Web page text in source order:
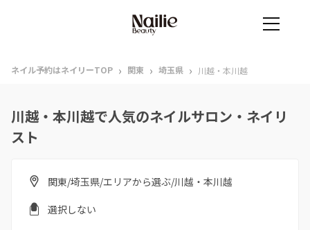
ネイル予約はネイリーTOP › 関東 › 埼玉県 › 川越・本川越
川越・本川越で人気のネイルサロン・ネイリ
スト
関東/埼玉県/エリアから選ぶ/川越・本川越
選択しない